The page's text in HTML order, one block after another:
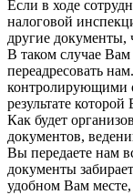
Если в ходе
налоговой
другие документы,
В таком случае
переадресовать
контролирующими
результате
Как будет
документов,
Вы передаете нам
документы
удобном Вам